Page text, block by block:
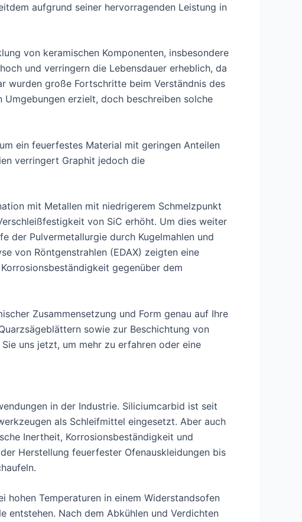
aufgrund seiner hervorragenden Leistung in
von keramischen Komponenten, insbesondere
und verringern die Lebensdauer erheblich, da
wurden große Fortschritte beim Verständnis des
erzielt, doch beschreiben solche
ein feuerfestes Material mit geringen Anteilen
verringert Graphit jedoch die
mit Metallen mit niedrigerem Schmelzpunkt
von SiC erhöht. Um dies weiter
der Pulvermetallurgie durch Kugelmahlen und
von Röntgenstrahlen (EDAX) zeigten eine
gegenüber dem
Zusammensetzung und Form genau auf Ihre
sowie zur Beschichtung von
uns jetzt, um mehr zu erfahren oder eine
in der Industrie. Siliciumcarbid ist seit
als Schleifmittel eingesetzt. Aber auch
Inertheit, Korrosionsbeständigkeit und
Herstellung feuerfester Ofenauskleidungen bis
Temperaturen in einem Widerstandsofen
entstehen. Nach dem Abkühlen und Verdichten